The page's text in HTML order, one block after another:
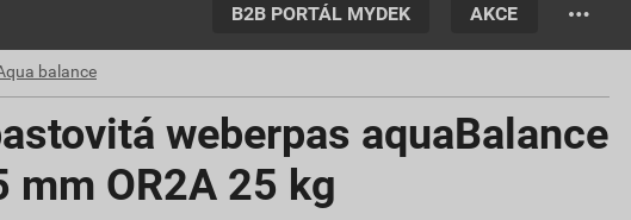
B2B PORTÁL MYDEK AKCE
balance
weberpas aquaBalance
mm OR2A 25 kg